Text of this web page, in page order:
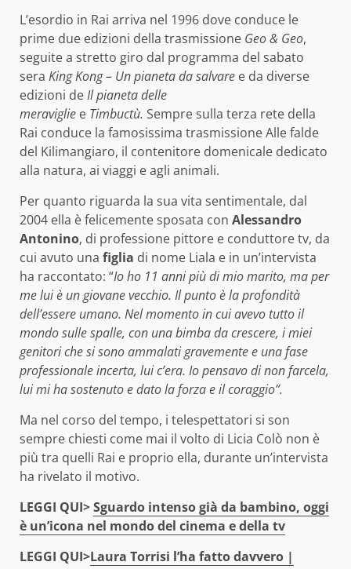
L’esordio in Rai arriva nel 1996 dove conduce le
prime due edizioni della trasmissione Geo & Geo,
seguite a stretto giro dal programma del sabato
sera King Kong – Un pianeta da salvare e da diverse
edizioni deIl pianeta delle
meraviglie e Timbuctù. Sempre sulla terza rete della
Rai conduce la famosissima trasmissione Alle falde
del Kilimangiaro, il contenitore domenicale dedicato
alla natura, ai viaggi e agli animali.
Per quanto riguarda la sua vita sentimentale, dal
2004 ella è felicemente sposata con Alessandro
Antonino, di professione pittore e conduttore tv, da
cui avuto una figlia di nome Liala e in un’intervista
ha raccontato: “Io ho 11 anni più di mio marito, ma per
me lui è un giovane vecchio. Il punto è la profondità
dell’essere umano. Nel momento in cui avevo tutto il
mondo sulle spalle, con una bimba da crescere, i miei
genitori che si sono ammalati gravemente e una fase
professionale incerta, lui c’era. Io pensavo di non farcela,
lui mi ha sostenuto e dato la forza e il coraggio”.
Ma nel corso del tempo, i telespettatori si son
sempre chiesti come mai il volto di Licia Colò non è
più tra quelli Rai e proprio ella, durante un’intervista
ha rivelato il motivo.
LEGGI QUI>Sguardo intenso già da bambino, oggi
è un’icona nel mondo del cinema e della tv
LEGGI QUI>Laura Torrisi l’ha fatto davvero |